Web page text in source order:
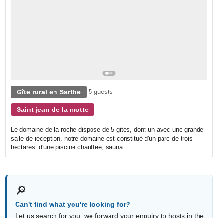
Gîte rural en Sarthe 5 guests
Saint jean de la motte
Le domaine de la roche dispose de 5 gites, dont un avec une grande
salle de reception. notre domaine est constitué d'un parc de trois
hectares, d'une piscine chauffée, sauna...
🔎
Can't find what you're looking for?
Let us search for you: we forward your enquiry to hosts in the